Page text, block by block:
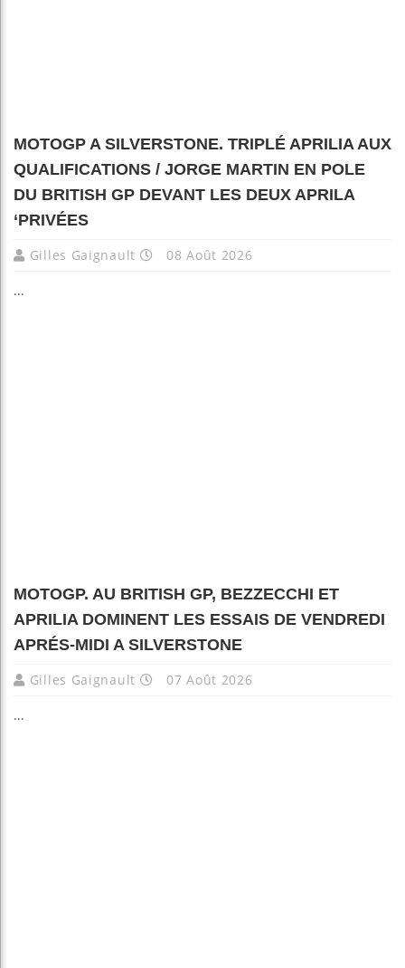
MOTOGP A SILVERSTONE. TRIPLÉ APRILIA AUX
QUALIFICATIONS / JORGE MARTIN EN POLE
DU BRITISH GP DEVANT LES DEUX APRILA
‘PRIVÉES
Gilles Gaignault 08 Août 2026
...
MOTOGP. AU BRITISH GP, BEZZECCHI ET
APRILIA DOMINENT LES ESSAIS DE VENDREDI
APRÉS-MIDI A SILVERSTONE
Gilles Gaignault 07 Août 2026
...